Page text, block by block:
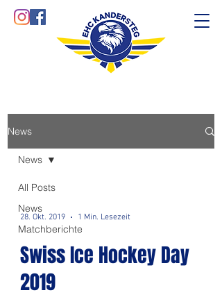
News
All Posts
News
Matchberichte
News
28. Okt. 2019 1 Min. Lesezeit
Swiss Ice Hockey Day
2019